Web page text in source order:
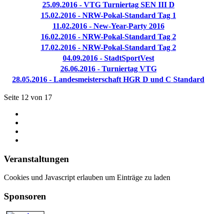
25.09.2016 - VTG Turniertag SEN III D
15.02.2016 - NRW-Pokal-Standard Tag 1
11.02.2016 - New-Year-Party 2016
16.02.2016 - NRW-Pokal-Standard Tag 2
17.02.2016 - NRW-Pokal-Standard Tag 2
04.09.2016 - StadtSportVest
26.06.2016 - Turniertag VTG
28.05.2016 - Landesmeisterschaft HGR D und C Standard
Seite 12 von 17
Veranstaltungen
Cookies und Javascript erlauben um Einträge zu laden
Sponsoren